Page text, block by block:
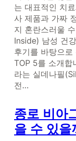
는 대표적인 치
사 제품과 가짜
지 혼란스러울
Inside) 남성 건
후기를 바탕으
TOP 5를 소개합
라는 실데나필
전…
종로 비아
을 수 있을